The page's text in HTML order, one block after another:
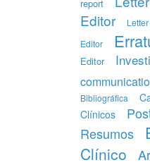
report
Editor
Editor
Editor
Bibliográfica
Clínicos
Resumos
Clínico